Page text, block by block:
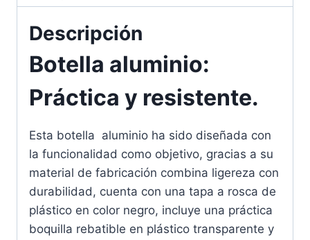
Descripción
Botella aluminio:
Práctica y resistente.
Esta botella aluminio ha sido diseñada con
la funcionalidad como objetivo, gracias a su
material de fabricación combina ligereza con
durabilidad, cuenta con una tapa a rosca de
plástico en color negro, incluye una práctica
boquilla rebatible en plástico transparente y